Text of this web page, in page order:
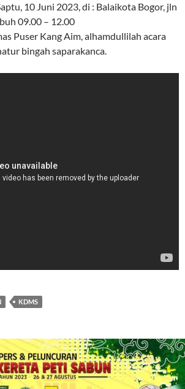
10 Juni 2023, di : Balaikota Bogor, jln
09.00 – 12.00
Puser Kang Aim, alhamdullilah acara
bingah saparakanca.
KDMS